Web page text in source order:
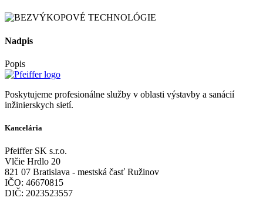
Nadpis
Popis
Poskytujeme profesionálne služby v oblasti výstavby a sanácií
inžinierskych sietí.
Kancelária
Pfeiffer SK s.r.o.
Vlčie Hrdlo 20
821 07 Bratislava - mestská časť Ružinov
IČO: 46670815
DIČ: 2023523557